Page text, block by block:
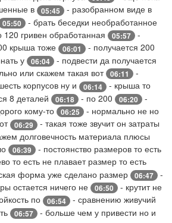
в
05:45
- разобранном виде в
05:50 - брать беседки необработанное
120 гривен обработанная 05:57
-
крыша тоже
06:01
- получается 200
у
06:04
- подвести да получается
или скажем такая вот 06:11
-
корпусов ну и
06:14
- крыша то
8 деталей
06:18 - по 200 06:20
-
кому-то
06:25
- нормально не но
06:29
- такая тоже звучит он затраты
долговечность материала плюсы
06:39
- постоянство размеров то есть
то есть не плавает размер то есть
форма уже сделано размер 06:47
-
остается ничего не
06:50
- крутит не
по
06:54
- сравнению живучий
06:57
- больше чем у привести но и